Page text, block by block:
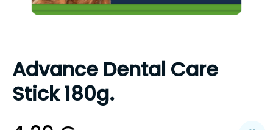
Advance Dental Care
Stick 180g.